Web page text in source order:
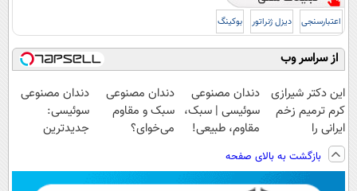
اعتبارسنجی دیزل ژنراتور بوکینگ
از سراسر وب
این دکتر شیرازی
کرم ترمیم زخم
ایرانی را
ساخت!!!
دندان مصنوعی
سوئیسی | سبک،
مقاوم، طبیعی!
رایگان+پرداخت
اقساطی😍
دندان مصنوعی
سبک و مقاوم
می‌خوای؟
📍تهران
دندان مصنوعی
سوئیسی:
جدیدترین
پرداخت قسطی
بازگشت به بالای صفحه